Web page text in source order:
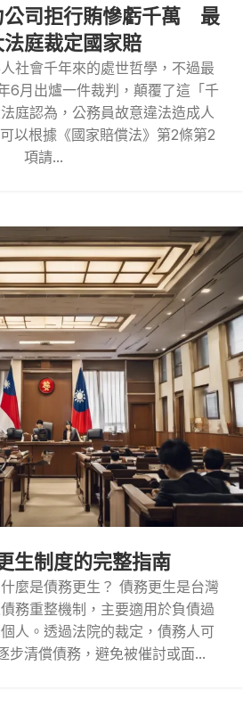
公司拒行賄慘虧千萬 最
法庭裁定國家賠
人社會千年來的處世哲學，不過最
6月出爐一件裁判，顛覆了這「千
庭認為，公務員故意違法造成人
以根據《國家賠償法》第2條第2
項請...
生制度的完整指南
麼是債務更生？ 債務更生是台灣
務重整機制，主要適用於負債過
人。透過法院的裁定，債務人可
步清償債務，避免被催討或面...